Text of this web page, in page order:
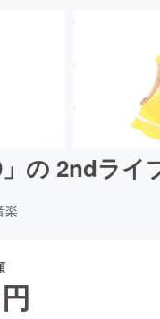
の 2ndライ
楽
円